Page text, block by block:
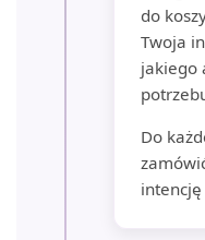
do
Twoja
jakiego
Do
intencję